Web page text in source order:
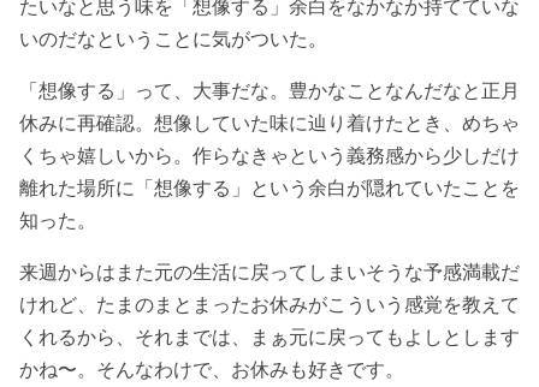
たいなと思う味を「想像する」余白をなかなか持てていな
いのだなということに気がついた。
「想像する」って、大事だな。豊かなことなんだなと正月
休みに再確認。想像していた味に辿り着けたとき、めちゃ
くちゃ嬉しいから。作らなきゃという義務感から少しだけ
離れた場所に「想像する」という余白が隠れていたことを
知った。
来週からはまた元の生活に戻ってしまいそうな予感満載だ
けれど、たまのまとまったお休みがこういう感覚を教えて
くれるから、それまでは、まぁ元に戻ってもよしとします
かね〜。そんなわけで、お休みも好きです。